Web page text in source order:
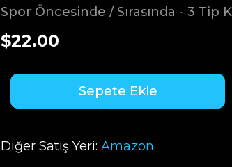
Spor Öncesinde / Sırasında - 3
$22.00
Diğer Satış Yeri:Amazon